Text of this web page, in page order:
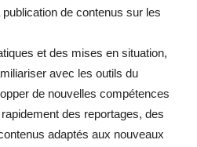
publication de contenus sur les
et des mises en situation,
avec les outils du
de nouvelles compétences
des reportages, des
adaptés aux nouveaux